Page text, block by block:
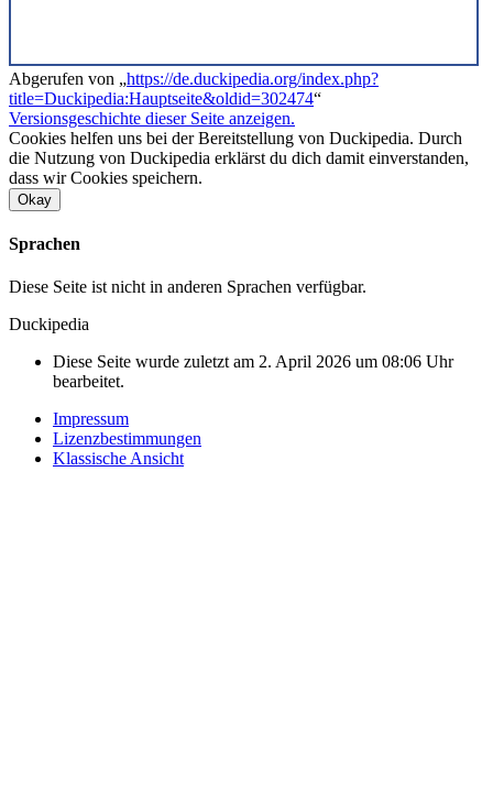
Abgerufen von „https://de.duckipedia.org/index.php?
title=Duckipedia:Hauptseite&oldid=302474“
Versionsgeschichte dieser Seite anzeigen.
Cookies helfen uns bei der Bereitstellung von Duckipedia. Durch
die Nutzung von Duckipedia erklärst du dich damit einverstanden,
dass wir Cookies speichern.
Okay
Sprachen
Diese Seite ist nicht in anderen Sprachen verfügbar.
Duckipedia
Diese Seite wurde zuletzt am 2. April 2026 um 08:06 Uhr
bearbeitet.
Impressum
Lizenzbestimmungen
Klassische Ansicht